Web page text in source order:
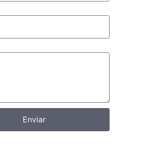
Enviar